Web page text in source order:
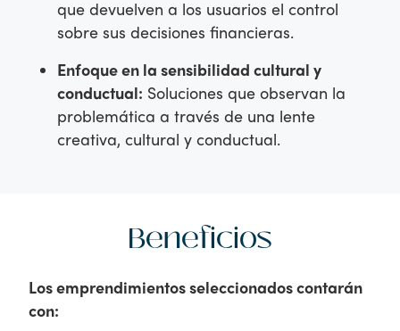
que devuelven a los usuarios el control
sobre sus decisiones financieras.
Enfoque en la sensibilidad cultural y
conductual: Soluciones que observan la
problemática a través de una lente
creativa, cultural y conductual.
Beneficios
Los emprendimientos seleccionados contarán
con: